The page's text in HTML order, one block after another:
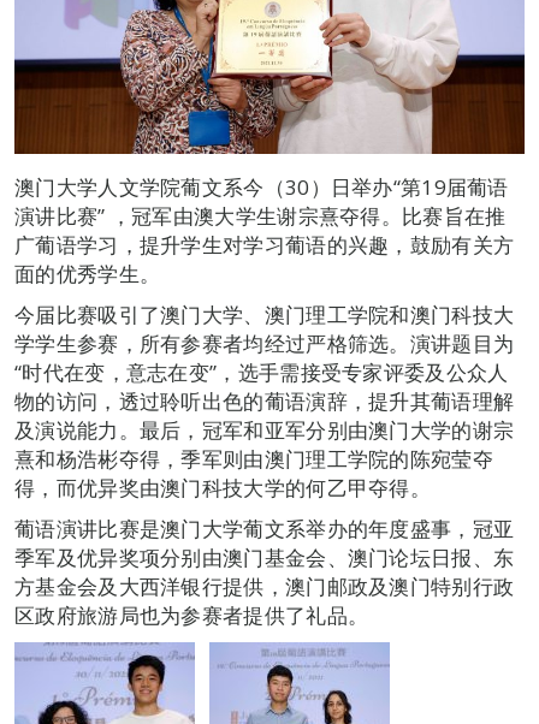
澳门大学人文学院葡文系今（30）日举办“第19届葡语
演讲比赛” ，冠军由澳大学生谢宗熹夺得。比赛旨在推
广葡语学习，提升学生对学习葡语的兴趣，鼓励有关方
面的优秀学生。
今届比赛吸引了澳门大学、澳门理工学院和澳门科技大
学学生参赛，所有参赛者均经过严格筛选。演讲题目为
“时代在变，意志在变”，选手需接受专家评委及公众人
物的访问，透过聆听出色的葡语演辞，提升其葡语理解
及演说能力。最后，冠军和亚军分别由澳门大学的谢宗
熹和杨浩彬夺得，季军则由澳门理工学院的陈宛莹夺
得，而优异奖由澳门科技大学的何乙甲夺得。
葡语演讲比赛是澳门大学葡文系举办的年度盛事，冠亚
季军及优异奖项分别由澳门基金会、澳门论坛日报、东
方基金会及大西洋银行提供，澳门邮政及澳门特别行政
区政府旅游局也为参赛者提供了礼品。